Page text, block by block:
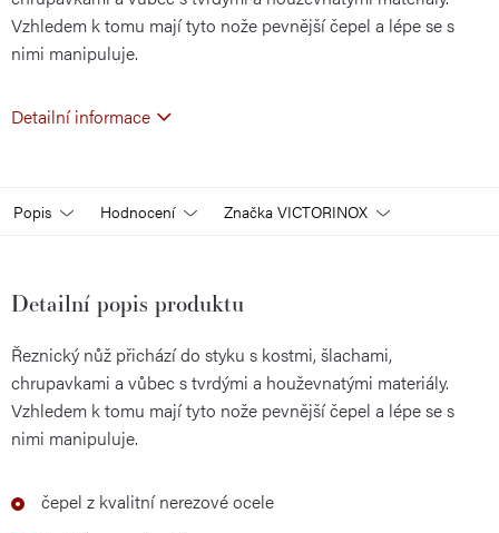
Vzhledem k tomu mají tyto nože pevnější čepel a lépe se s
nimi manipuluje.
Detailní informace
Popis Hodnocení Značka VICTORINOX
Detailní popis produktu
Řeznický nůž přichází do styku s kostmi, šlachami,
chrupavkami a vůbec s tvrdými a houževnatými materiály.
Vzhledem k tomu mají tyto nože pevnější čepel a lépe se s
nimi manipuluje.
čepel z kvalitní nerezové ocele